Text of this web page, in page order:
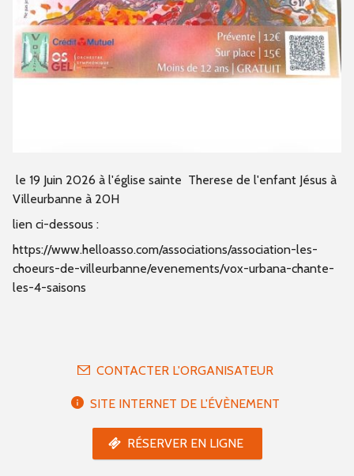
le 19 Juin 2026 à l'église sainte Therese de l'enfant Jésus à
Villeurbanne à 20H
lien ci-dessous :
https://www.helloasso.com/associations/association-les-
choeurs-de-villeurbanne/evenements/vox-urbana-chante-
les-4-saisons
CONTACTER L'ORGANISATEUR
SITE INTERNET DE L'ÉVÈNEMENT
RÉSERVER EN LIGNE